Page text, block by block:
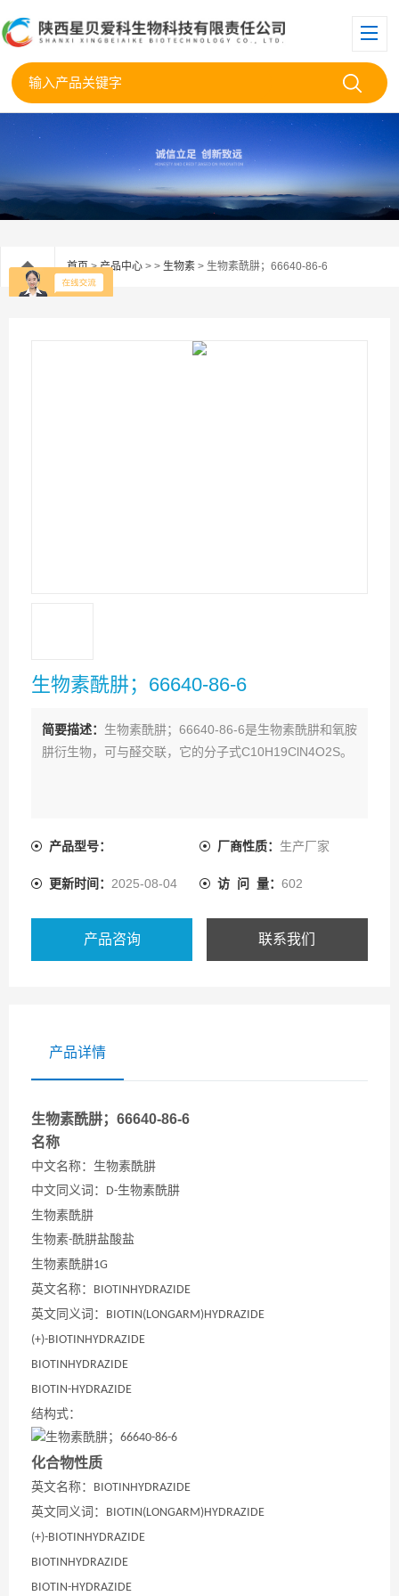
首页>产品中心 > > 生物素 > 生物素酰肼；66640-86-6
生物素酰肼；66640-86-6
简要描述： 生物素酰肼；66640-86-6是生物素酰肼和氧胺
肼衍生物，可与醛交联，它的分子式C10H19ClN4O2S。
产品型号： 厂商性质： 生产厂家
更新时间： 2025-08-04 访 问 量： 602
产品咨询 联系我们
产品详情
生物素酰肼；66640-86-6
名称
中文名称：生物素酰肼
中文同义词： D-生物素酰肼
生物素酰肼
生物素-酰肼盐酸盐
生物素酰肼1G
英文名称： BIOTINHYDRAZIDE
英文同义词： BIOTIN(LONGARM)HYDRAZIDE
(+)-BIOTINHYDRAZIDE
BIOTINHYDRAZIDE
BIOTIN-HYDRAZIDE
结构式：
化合物性质
英文名称： BIOTINHYDRAZIDE
英文同义词： BIOTIN(LONGARM)HYDRAZIDE
(+)-BIOTINHYDRAZIDE
BIOTINHYDRAZIDE
BIOTIN-HYDRAZIDE